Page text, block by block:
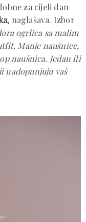
za cijeli dan
, naglašava. Izbor
ogrlica sa malim
Manje naušnice,
naušnica. Jedan ili
nadopunjuju vaš